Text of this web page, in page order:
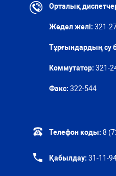
Орталық
Жедел желі: 321-
Тұрғындардың су
Коммутатор: 321-
Факс: 322-544
Телефон коды: 8
Қабылдау: 31-11-